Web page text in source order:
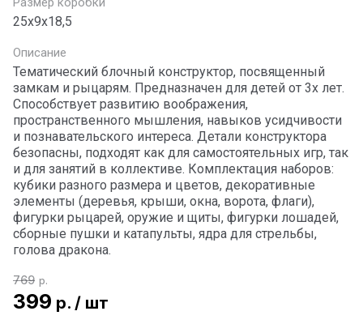
25х9х18,5
Описание
Тематический блочный конструктор, посвященный
замкам и рыцарям. Предназначен для детей от 3х лет.
Способствует развитию воображения,
пространственного мышления, навыков усидчивости
и познавательского интереса. Детали конструктора
безопасны, подходят как для самостоятельных игр, так
и для занятий в коллективе. Комплектация наборов:
кубики разного размера и цветов, декоративные
элементы (деревья, крыши, окна, ворота, флаги),
фигурки рыцарей, оружие и щиты, фигурки лошадей,
сборные пушки и катапульты, ядра для стрельбы,
голова дракона.
769 р.
399 р. / шт